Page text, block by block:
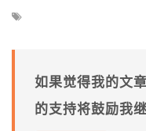
如果觉得我的文
的支持将鼓励我